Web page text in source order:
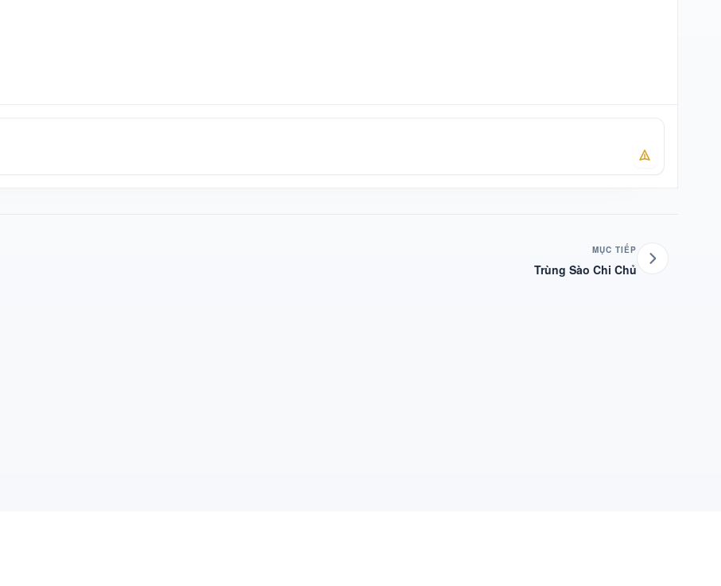
MỤC TIẾP
Trùng Sào Chi Chủ